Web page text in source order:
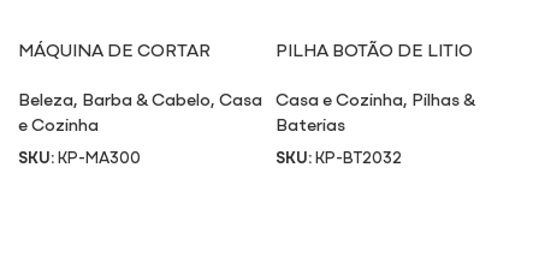
MÁQUINA DE CORTAR
MA300
Beleza, Barba & Cabelo,Casa
e Cozinha
SKU:KP-MA300
PILHA BOTÃO DE LITIO
Casa e Cozinha, Pilhas &
Baterias
SKU:KP-BT2032